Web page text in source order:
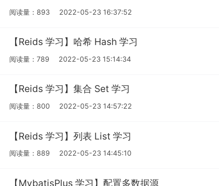
阅读量：893 2022-05-23 16:37:52
【Reids 学习】哈希 Hash 学习
阅读量：789 2022-05-23 15:14:34
【Reids 学习】集合 Set 学习
阅读量：800 2022-05-23 14:57:22
【Reids 学习】列表 List 学习
阅读量：889 2022-05-23 14:45:10
【MybatisPlus 学习】配置多数据源